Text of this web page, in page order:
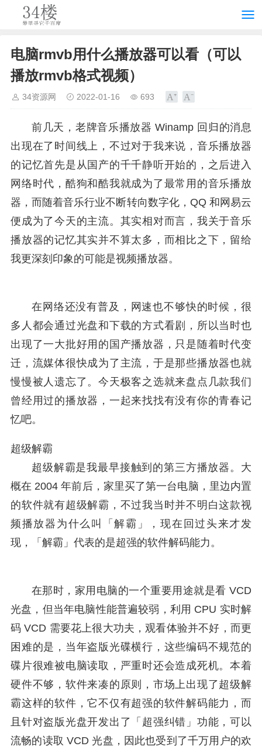
电脑rmvb用什么播放器可以看（可以
播放rmvb格式视频）
34资源网 2022-01-16 693
前几天，老牌音乐播放器 Winamp 回归的消息
出现在了时间线上，不过对于我来说，音乐播放器
的记忆首先是从国产的千千静听开始的，之后进入
网络时代，酷狗和酷我就成为了最常用的音乐播放
器，而随着音乐行业不断转向数字化，QQ 和网易云
便成为了今天的主流。其实相对而言，我关于音乐
播放器的记忆其实并不算太多，而相比之下，留给
我更深刻印象的可能是视频播放器。
在网络还没有普及，网速也不够快的时候，很
多人都会通过光盘和下载的方式看剧，所以当时也
出现了一大批好用的国产播放器，只是随着时代变
迁，流媒体很快成为了主流，于是那些播放器也就
慢慢被人遗忘了。今天极客之选就来盘点几款我们
曾经用过的播放器，一起来找找有没有你的青春记
忆吧。
超级解霸
超级解霸是我最早接触到的第三方播放器。大
概在 2004 年前后，家里买了第一台电脑，里边内置
的软件就有超级解霸，不过我当时并不明白这款视
频播放器为什么叫「解霸」，现在回过头来才发
现，「解霸」代表的是超强的软件解码能力。
在那时，家用电脑的一个重要用途就是看 VCD
光盘，但当年电脑性能普遍较弱，利用 CPU 实时解
码 VCD 需要花上很大功夫，观看体验并不好，而更
困难的是，当年盗版光碟横行，这些编码不规范的
碟片很难被电脑读取，严重时还会造成死机。本着
硬件不够，软件来凑的原则，市场上出现了超级解
霸这样的软件，它不仅有超强的软件解码能力，而
且针对盗版光盘开发出了「超强纠错」功能，可以
流畅的读取 VCD 光盘，因此也受到了千万用户的欢